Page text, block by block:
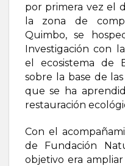
por primera vez el
la zona de
Quimbo, se
Investigación con
el ecosistema de
sobre la base de
que se ha
restauración
Con el
de Fundación
objetivo era